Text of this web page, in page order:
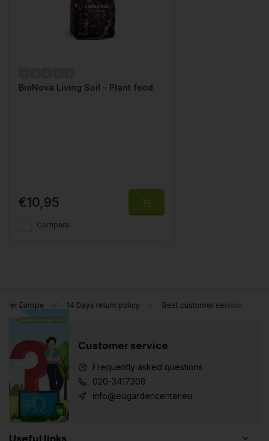
BioNova Living Soil - Plant food
€10,95
Compare
Europe 14 Days return policy Best customer service
Customer service
Frequently asked questions
020-3417308
info@eugardencenter.eu